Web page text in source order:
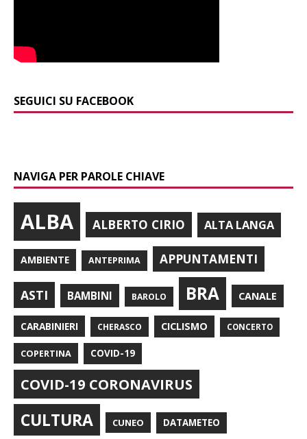
SEGUICI SU FACEBOOK
NAVIGA PER PAROLE CHIAVE
ALBA ALBERTO CIRIO ALTA LANGA
AMBIENTE ANTEPRIMA APPUNTAMENTI
ASTI BAMBINI BAROLO BRA CANALE
CARABINIERI CHERASCO CICLISMO CONCERTO
COPERTINA COVID-19
COVID-19 CORONAVIRUS
CULTURA CUNEO DATAMETEO